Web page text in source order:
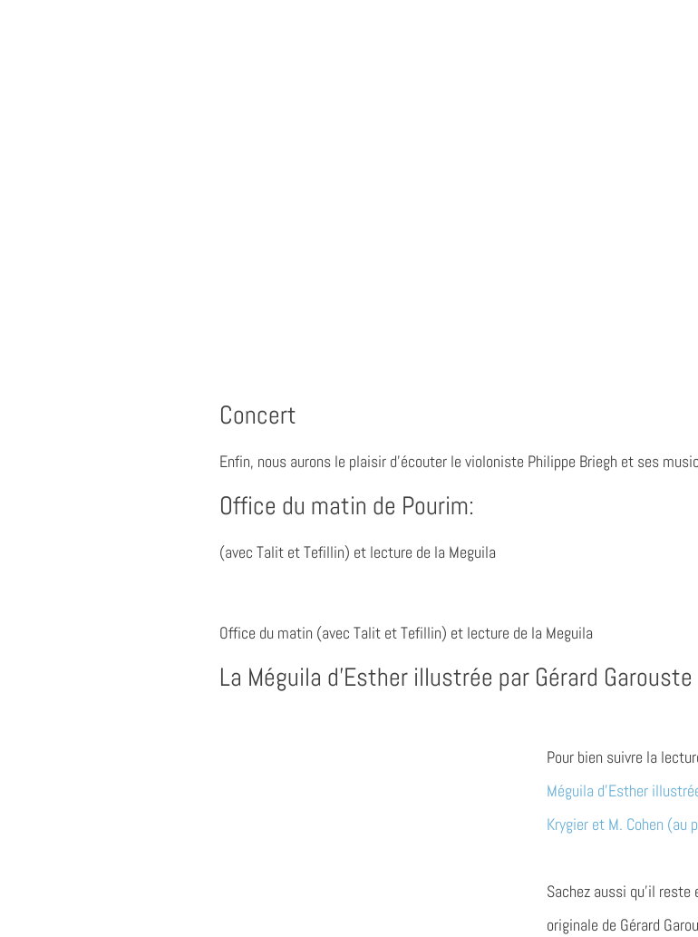
Concert
Enfin, nous aurons le plaisir d’écouter le violoniste Philippe Briegh et ses
Office du matin de Pourim:
(avec Talit et Tefillin) et lecture de la Meguila
Office du matin (avec Talit et Tefillin) et lecture de la Meguila
La Méguila d’Esther illustrée par Gérard Garouste
Pour bien suivre la
Méguila d’Esther
Krygier et M. Cohen (au
Sachez aussi qu’il
originale de Gérard